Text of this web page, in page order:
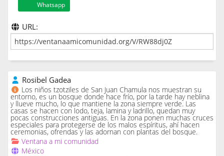
Whatsapp
URL:
Rosibel Gadea
Los niños tzotziles de San Juan Chamula nos muestran su
entorno, es un bosque donde hace frío, por la tarde hay neblina
y llueve mucho, lo que mantiene la zona siempre verde. Las
casas se hacen con lodo, teja, lamina y ladrillo, quedan muy
pocas construcciones antiguas. En la zona ponen muchas cruces
especiales para protegerse de los malos espíritus, ahí hacen
ceremonias, ofrendas y las adornan con plantas del bosque.
Ventana a mi comunidad
México